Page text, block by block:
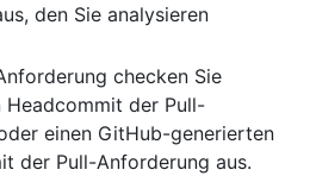
den Sie analysieren
checken Sie
Headcommit der Pull-
einen GitHub-generierten
der Pull-Anforderung aus.